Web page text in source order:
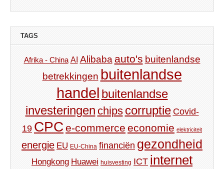
TAGS
Afrika - China AI Alibaba auto's buitenlandse
betrekkingen buitenlandse
handel buitenlandse
investeringen chips corruptie Covid-
19 CPC e-commerce economie elektriciteit
energie EU EU-China financiën gezondheid
Hongkong Huawei huisvesting ICT internet